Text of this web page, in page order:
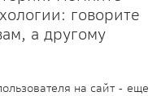
говорите
а другому
на сайт - еще